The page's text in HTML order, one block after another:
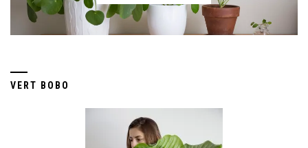
VERT BOBO